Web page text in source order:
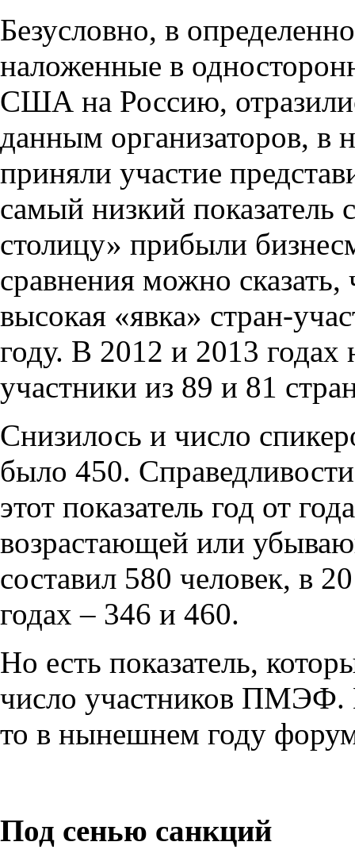
Безусловно, в
наложенные в
США на Россию,
данным организаторов,
приняли участие
самый низкий показатель
столицу» прибыли
сравнения можно сказать,
высокая «явка» стран-
году. В 2012 и 2013
участники из 89 и 81
Снизилось и число
было 450.
этот показатель год от
возрастающей или
составил 580 человек, в
годах – 346 и 460.
Но есть показатель,
число участников ПМЭФ.
то в нынешнем году
Под сенью санкций